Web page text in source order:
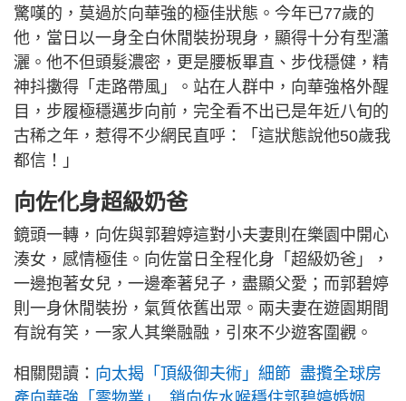
驚嘆的，莫過於向華強的極佳狀態。今年已77歲的
他，當日以一身全白休閒裝扮現身，顯得十分有型瀟
灑。他不但頭髮濃密，更是腰板畢直、步伐穩健，精
神抖擻得「走路帶風」。站在人群中，向華強格外醒
目，步履極穩邁步向前，完全看不出已是年近八旬的
古稀之年，惹得不少網民直呼：「這狀態說他50歲我
都信！」
向佐化身超級奶爸
鏡頭一轉，向佐與郭碧婷這對小夫妻則在樂園中開心
湊女，感情極佳。向佐當日全程化身「超級奶爸」，
一邊抱著女兒，一邊牽著兒子，盡顯父愛；而郭碧婷
則一身休閒裝扮，氣質依舊出眾。兩夫妻在遊園期間
有說有笑，一家人其樂融融，引來不少遊客圍觀。
相關閱讀： 向太揭「頂級御夫術」細節 盡攬全球房